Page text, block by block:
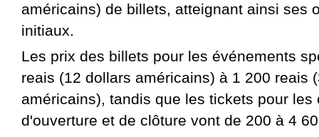
américains) de billets, atteignant ainsi ses
initiaux.
Les prix des billets pour les événements
reais (12 dollars américains) à 1 200 reais
américains), tandis que les tickets pour les
d'ouverture et de clôture vont de 200 à 4